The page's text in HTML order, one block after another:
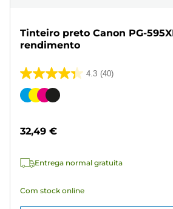
Tinteiro preto Canon PG-
rendimento
4.3 (40)
4.3
em
40
Cartucho
32,49 €
Entrega normal gratuita
Com stock online